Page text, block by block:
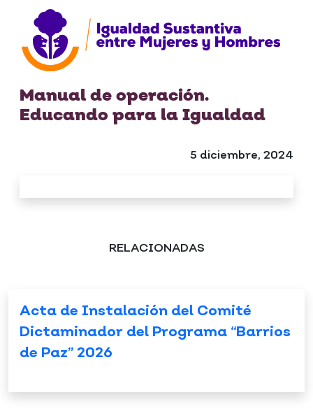
Manual de operación.
Educando para la Igualdad
5 diciembre, 2024
RELACIONADAS
Acta de Instalación del Comité
Dictaminador del Programa “Barrios
de Paz” 2026